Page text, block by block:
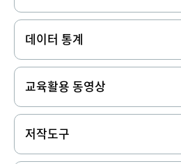
데이터 통계
교육활용 동영상
저작도구